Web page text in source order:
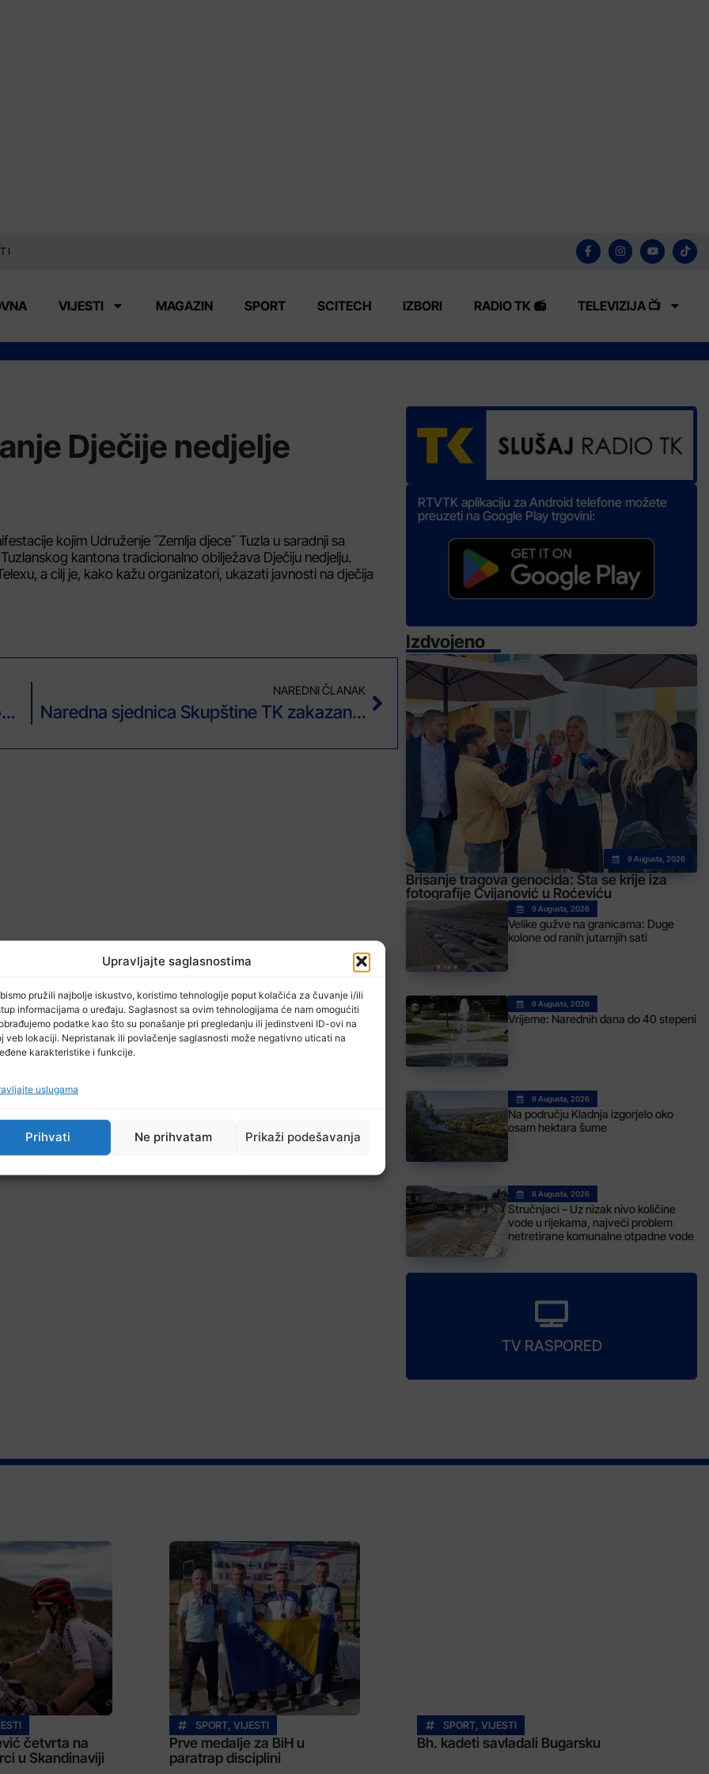
Upravljajte saglasnostima
pružili najbolje iskustvo, koristimo tehnologije poput kolačića za čuvanje i/ili
informacijama o uređaju. Saglasnost sa ovim tehnologijama će nam omogućiti
podatke kao što su ponašanje pri pregledanju ili jedinstveni ID-ovi na
veb lokaciji. Nepristanak ili povlačenje saglasnosti može negativno uticati na
karakteristike i funkcije.
uslugama
Prihvati Ne prihvatam Prikaži podešavanja
VIJESTI MAGAZIN SPORT SCITECH IZBORI RADIO TK 📻 TELEVIZIJA 📺
Dječije nedjelje
kojim Udruženje ˝Zemlja djece˝ Tuzla u saradnji sa
kantona tradicionalno obilježava Dječiju nedjelju.
a cilj je, kako kažu organizatori, ukazati javnosti na dječija
Svjetski dan dostojanstvenog rada, 7. oktobar!
NAREDNI ČLANAK
Naredna sjednica Skupštine TK zakazana za 18. oktobar
RTVTK aplikaciju za Android telefone možete
preuzeti na Google Play trgovini:
Izdvojeno
9 Augusta, 2026
Brisanje tragova genocida: Šta se krije iza
fotografije Cvijanović u Roćeviću
9 Augusta, 2026
Velike gužve na granicama: Duge
kolone od ranih jutarnjih sati
9 Augusta, 2026
Vrijeme: Narednih dana do 40 stepeni
8 Augusta, 2026
Na području Kladnja izgorjelo oko
osam hektara šume
8 Augusta, 2026
Stručnjaci – Uz nizak nivo količine
vode u rijekama, najveći problem
netretirane komunalne otpadne vode
TV RASPORED
četvrta na
u Skandinaviji
SPORT, VIJESTI
Prve medalje za BiH u
paratrap disciplini
SPORT, VIJESTI
Bh. kadeti savladali Bugarsku